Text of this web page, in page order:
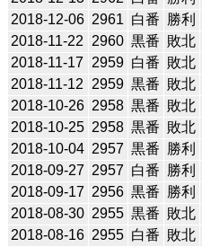
2018-12-06 2961 白番 勝利
2018-11-22
2960 黒番 敗北
2018-11-17
2959 白番 敗北
2018-11-12
2959 黒番 敗北
2018-10-26 2958 黒番 敗北
2018-10-25 2958 黒番 敗北
2018-10-04 2957 黒番 勝利
2018-09-27 2957 白番 勝利
2018-09-17 2956 黒番 勝利
2018-08-30 2955 黒番 敗北
2018-08-16 2955 白番 敗北